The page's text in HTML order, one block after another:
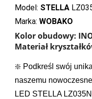
Model: STELLA
Marka: WOBAKO
Kolor obudowy:
Materiał
❇️ Podkreśl swój
naszemu
LED STELLA